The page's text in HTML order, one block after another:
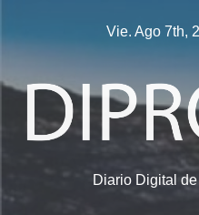
Vie. Ago 7th,
Diario Digital